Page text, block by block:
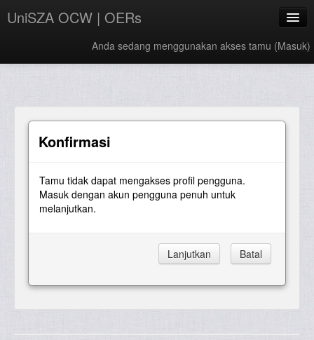
UniSZA OCW | OERs
Anda sedang menggunakan akses tamu (Masuk)
Bahasa Indonesia ‎(id)‎
Konfirmasi
Tamu tidak dapat mengakses profil pengguna.
Masuk dengan akun pengguna penuh untuk
melanjutkan.